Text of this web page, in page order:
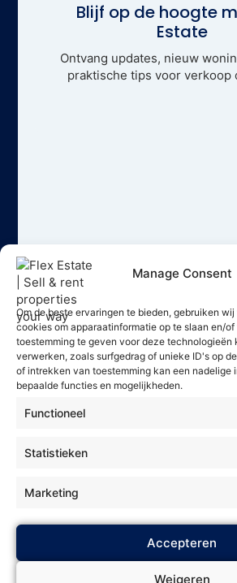
Manage Consent
Om de beste ervaringen te bieden, gebruiken
cookies om apparaatinformatie op te slaan en/
toestemming te geven voor deze technologieën
verwerken, zoals surfgedrag of unieke ID's op
of intrekken van toestemming kan een nadelige
bepaalde functies en mogelijkheden.
Functioneel
Statistieken
Marketing
Accepteren
Weigeren
Blijf op de hoogte
Estate
Ontvang updates, nieuw
praktische tips voor verkoop
2025 Flex Estate - Alle rechten
Privacybeleid
Algemene voorwaarden* *